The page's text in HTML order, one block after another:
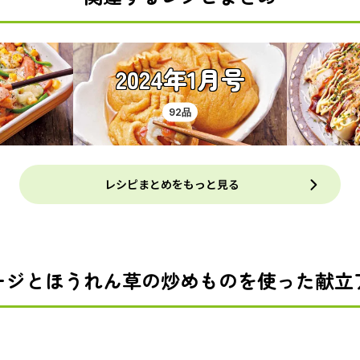
2024年1月号
92品
レシピまとめをもっと見る
とほうれん草の炒めものを使った献